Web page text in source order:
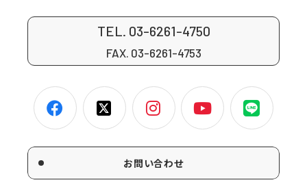
TEL. 03-6261-4750
FAX. 03-6261-4753
お問い合わせ